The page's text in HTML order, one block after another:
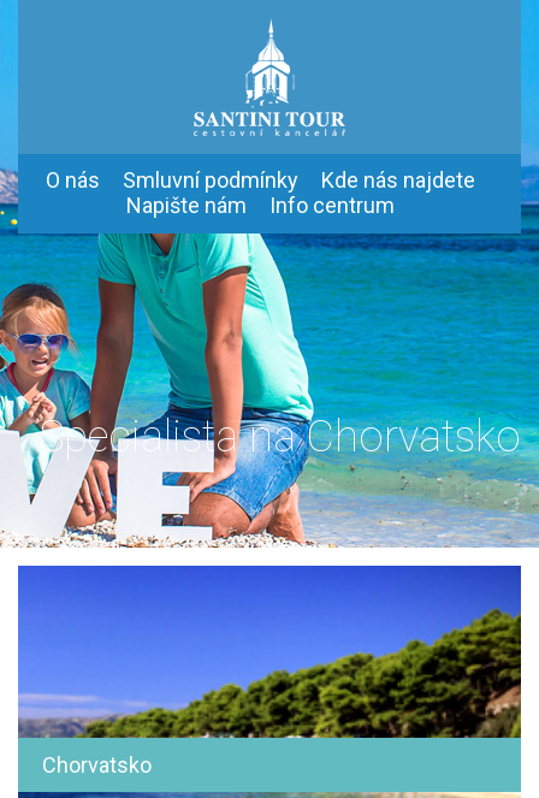
O nás Smluvní podmínky
Kde nás najdete
Napište nám
Info centrum
Specialista na Chorvatsko
Chorvatsko